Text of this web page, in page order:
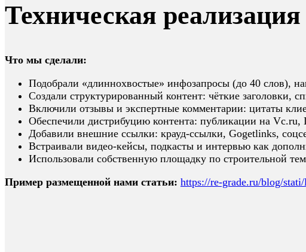
Техническая
Что мы сделали:
Подобрали «длиннохвостые» инфозапросы (до 40 слов),
Создали структурированный контент: чёткие
Включили отзывы и экспертные комментарии: цитаты
Обеспечили дистрибуцию контента: публикации на Vc.ru,
Добавили внешние ссылки: крауд-ссылки, Gogetlinks,
Встраивали видео-кейсы, подкасты и интервью как
Использовали собственную площадку по строительной
Пример размещенной нами статьи: https://re-grade.ru/blog/